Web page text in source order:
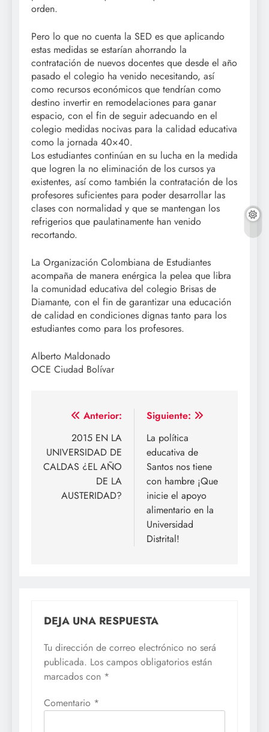
orden.
Pero lo que no cuenta la SED es que aplicando
estas medidas se estarían ahorrando la
contratación de nuevos docentes que desde el año
pasado el colegio ha venido necesitando, así
como recursos económicos que tendrían como
destino invertir en remodelaciones para ganar
espacio, con el fin de seguir adecuando en el
colegio medidas nocivas para la calidad educativa
como la jornada 40×40.
Los estudiantes continúan en su lucha en la medida
que logren la no eliminación de los cursos ya
existentes, así como también la contratación de los
profesores suficientes para poder desarrollar las
clases con normalidad y que se mantengan los
refrigerios que paulatinamente han venido
recortando.
La Organización Colombiana de Estudiantes
acompaña de manera enérgica la pelea que libra
la comunidad educativa del colegio Brisas de
Diamante, con el fin de garantizar una educación
de calidad en condiciones dignas tanto para los
estudiantes como para los profesores.
Alberto Maldonado
OCE Ciudad Bolívar
Navegación
entradas
Anterior:
2015 EN LA
UNIVERSIDAD DE
CALDAS ¿EL AÑO
DE LA
AUSTERIDAD?
Siguiente:
La política
educativa de
Santos nos tiene
con hambre ¡Que
inicie el apoyo
alimentario en la
Universidad
Distrital!
DEJA UNA RESPUESTA
Tu dirección de correo electrónico no será
publicada. Los campos obligatorios están
marcados con *
Comentario *